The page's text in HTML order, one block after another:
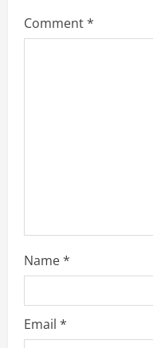
e
Comment*
Name*
Email *